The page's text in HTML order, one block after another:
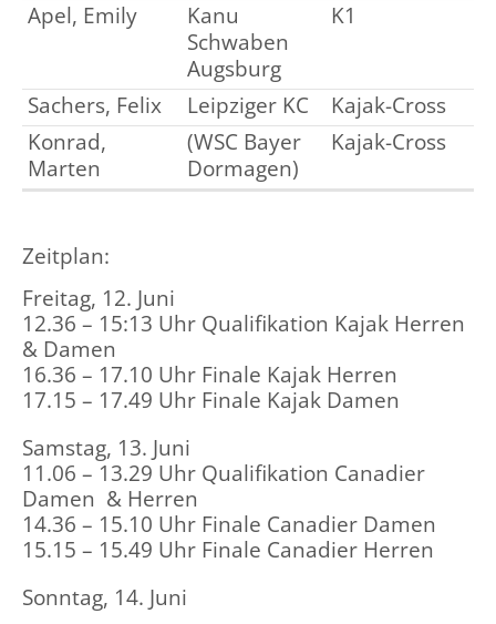
Apel, Emily
Kanu
Schwaben
Augsburg
K1
Sachers, Felix Leipziger KC
Kajak-Cross
Konrad,
Marten
(WSC Bayer
Dormagen)
Kajak-Cross
Zeitplan:
Freitag, 12. Juni
12.36 – 15:13 Uhr Qualifikation Kajak Herren
& Damen
16.36 – 17.10 Uhr Finale Kajak Herren
17.15 – 17.49 Uhr Finale Kajak Damen
Samstag, 13. Juni
11.06 – 13.29 Uhr Qualifikation Canadier
Damen & Herren
14.36 – 15.10 Uhr Finale Canadier Damen
15.15 – 15.49 Uhr Finale Canadier Herren
Sonntag, 14. Juni